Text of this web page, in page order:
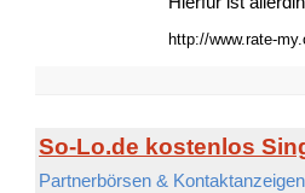
http://www.rate-
So-Lo.de kostenlos
Partnerbörsen & Kontaktanzeigen